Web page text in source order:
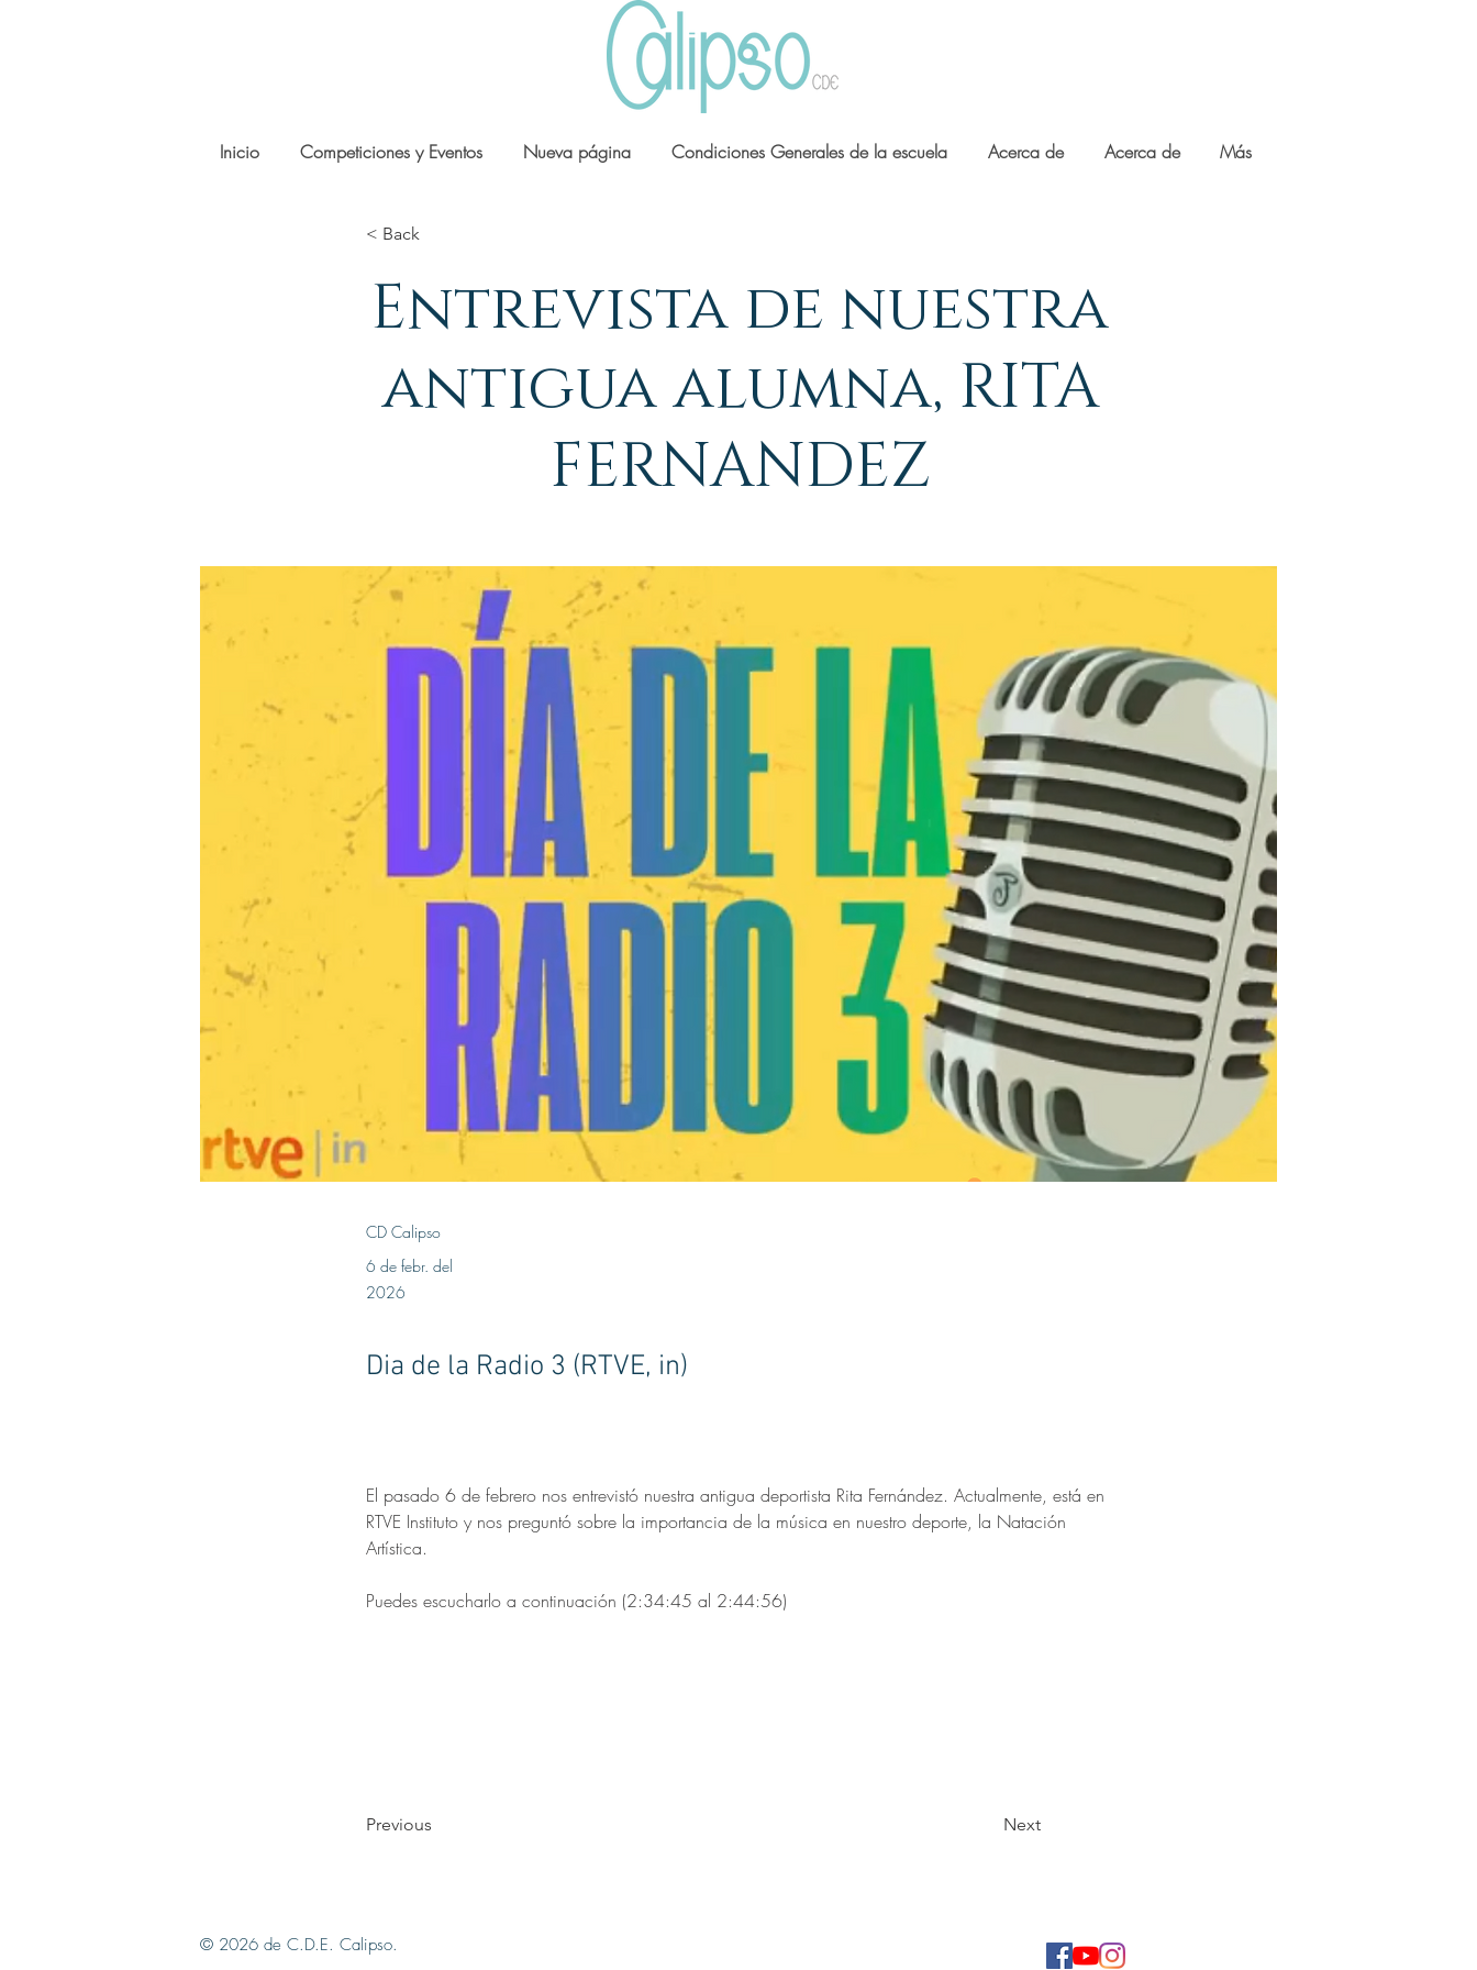
Inicio Competiciones y Eventos Nueva página Condiciones Generales de la escuela Acerca de Acerca de Más
< Back
Entrevista de nuestra
antigua alumna, RITA
FERNANDEZ
CD Calipso
6 de febr. del
2026
Dia de la Radio 3 (RTVE, in)
El pasado 6 de febrero nos entrevistó nuestra antigua deportista Rita Fernández. Actualmente, está en
RTVE Instituto y nos preguntó sobre la importancia de la música en nuestro deporte, la Natación
Artística.
Puedes escucharlo a continuación (2:34:45 al 2:44:56)
Previous Next
© 2026 de C.D.E. Calipso.